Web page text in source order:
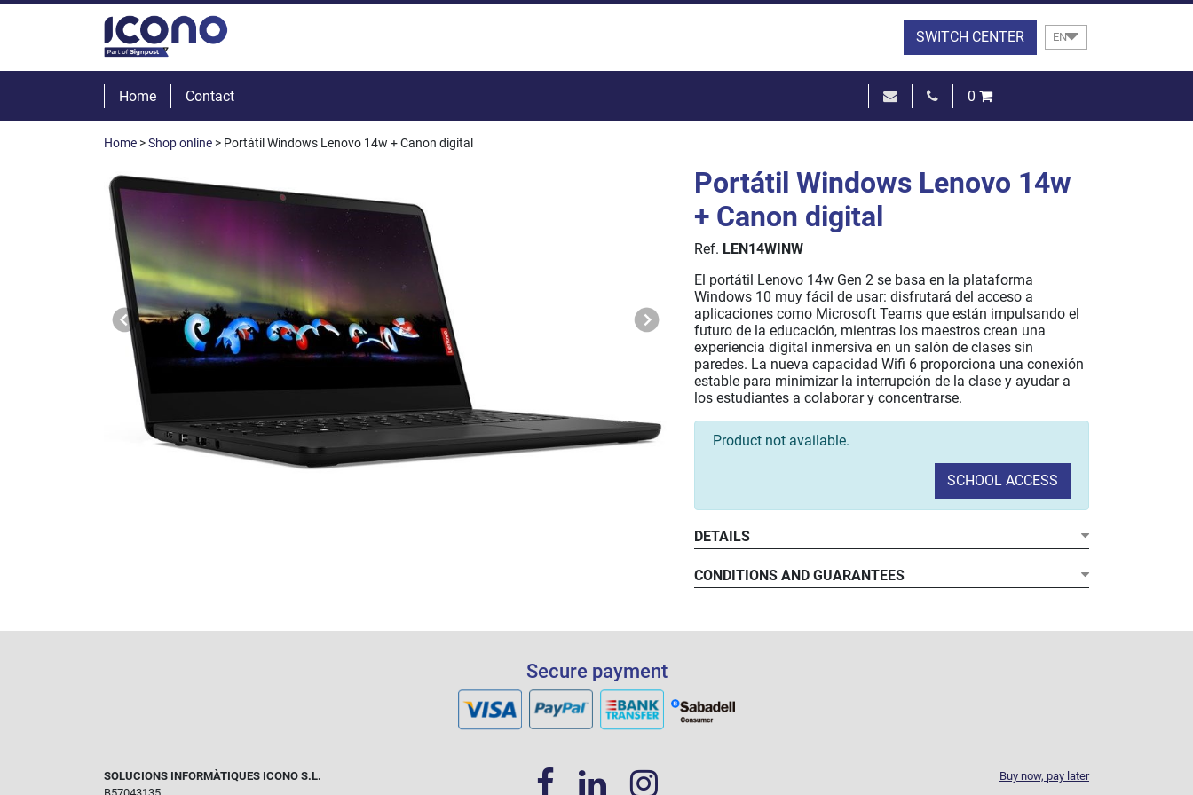
SWITCH CENTER EN
Home Contact
0
Home >Shop online > Portátil Windows Lenovo 14w + Canon digital
Portátil Windows Lenovo 14w
+ Canon digital
Ref. LEN14WINW
El portátil Lenovo 14w Gen 2 se basa en la plataforma
Windows 10 muy fácil de usar: disfrutará del acceso a
aplicaciones como Microsoft Teams que están impulsando el
futuro de la educación, mientras los maestros crean una
experiencia digital inmersiva en un salón de clases sin
paredes. La nueva capacidad Wifi 6 proporciona una conexión
estable para minimizar la interrupción de la clase y ayudar a
los estudiantes a colaborar y concentrarse.
Product not available.
SCHOOL ACCESS
DETAILS
CONDITIONS AND GUARANTEES
Secure payment
SOLUCIONS INFORMÀTIQUES ICONO S.L.
Buy now, pay later